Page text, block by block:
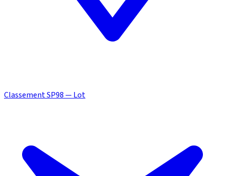
Classement SP98 — Lot